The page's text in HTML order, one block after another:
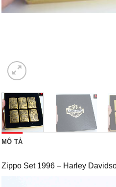
MÔ TẢ
Zippo Set 1996 – Harley